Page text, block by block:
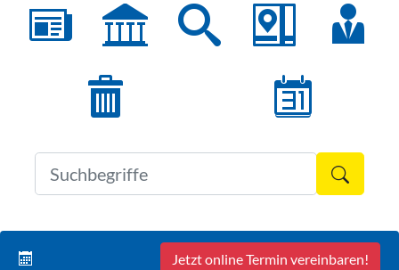
Jetzt online Termin vereinbaren!